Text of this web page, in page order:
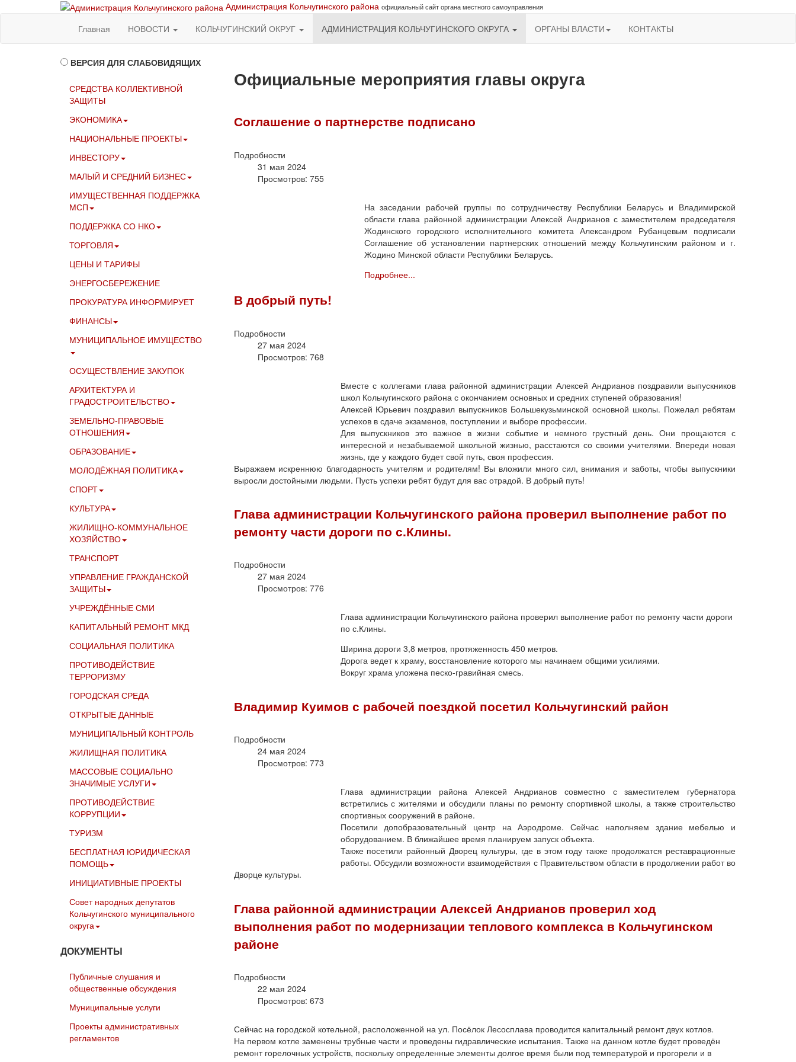
Администрация Кольчугинского района официальный сайт органа местного самоуправления
Главная НОВОСТИ КОЛЬЧУГИНСКИЙ ОКРУГ АДМИНИСТРАЦИЯ КОЛЬЧУГИНСКОГО ОКРУГА ОРГАНЫ ВЛАСТИ КОНТАКТЫ
Официальные мероприятия главы округа
Соглашение о партнерстве подписано
Подробности
31 мая 2024
Просмотров: 755
На заседании рабочей группы по сотрудничеству Республики Беларусь и Владимирской
области глава районной администрации Алексей Андрианов с заместителем председателя
Жодинского городского исполнительного комитета Александром Рубанцевым подписали
Соглашение об установлении партнерских отношений между Кольчугинским районом и г.
Жодино Минской области Республики Беларусь.
Подробнее...
В добрый путь!
Подробности
27 мая 2024
Просмотров: 768
Вместе с коллегами глава районной администрации Алексей Андрианов поздравили выпускников
школ Кольчугинского района с окончанием основных и средних ступеней образования!
Алексей Юрьевич поздравил выпускников Большекузьминской основной школы. Пожелал ребятам
успехов в сдаче экзаменов, поступлении и выборе профессии.
Для выпускников это важное в жизни событие и немного грустный день. Они прощаются с
интересной и незабываемой школьной жизнью, расстаются со своими учителями. Впереди новая
жизнь, где у каждого будет свой путь, своя профессия.
Выражаем искреннюю благодарность учителям и родителям! Вы вложили много сил, внимания и заботы, чтобы выпускники
выросли достойными людьми. Пусть успехи ребят будут для вас отрадой. В добрый путь!
Глава администрации Кольчугинского района проверил выполнение работ по
ремонту части дороги по с.Клины.
Подробности
27 мая 2024
Просмотров: 776
Глава администрации Кольчугинского района проверил выполнение работ по ремонту части дороги
по с.Клины.
Ширина дороги 3,8 метров, протяженность 450 метров.
Дорога ведет к храму, восстановление которого мы начинаем общими усилиями.
Вокруг храма уложена песко-гравийная смесь.
Владимир Куимов с рабочей поездкой посетил Кольчугинский район
Подробности
24 мая 2024
Просмотров: 773
Глава администрации района Алексей Андрианов совместно с заместителем губернатора
встретились с жителями и обсудили планы по ремонту спортивной школы, а также строительство
спортивных сооружений в районе.
Посетили допобразовательный центр на Аэродроме. Сейчас наполняем здание мебелью и
оборудованием. В ближайшее время планируем запуск объекта.
Также посетили районный Дворец культуры, где в этом году также продолжатся реставрационные
работы. Обсудили возможности взаимодействия с Правительством области в продолжении работ во
Дворце культуры.
Глава районной администрации Алексей Андрианов проверил ход
выполнения работ по модернизации теплового комплекса в Кольчугинском
районе
Подробности
22 мая 2024
Просмотров: 673
Сейчас на городской котельной, расположенной на ул. Посёлок Лесосплава проводится капитальный ремонт двух котлов.
На первом котле заменены трубные части и проведены гидравлические испытания. Также на данном котле будет проведён
ремонт горелочных устройств, поскольку определенные элементы долгое время были под температурой и прогорели и в
ВЕРСИЯ ДЛЯ СЛАБОВИДЯЩИХ
СРЕДСТВА КОЛЛЕКТИВНОЙ
ЗАЩИТЫ
ЭКОНОМИКА
НАЦИОНАЛЬНЫЕ ПРОЕКТЫ
ИНВЕСТОРУ
МАЛЫЙ И СРЕДНИЙ БИЗНЕС
ИМУЩЕСТВЕННАЯ ПОДДЕРЖКА
МСП
ПОДДЕРЖКА СО НКО
ТОРГОВЛЯ
ЦЕНЫ И ТАРИФЫ
ЭНЕРГОСБЕРЕЖЕНИЕ
ПРОКУРАТУРА ИНФОРМИРУЕТ
ФИНАНСЫ
МУНИЦИПАЛЬНОЕ ИМУЩЕСТВО
ОСУЩЕСТВЛЕНИЕ ЗАКУПОК
АРХИТЕКТУРА И
ГРАДОСТРОИТЕЛЬСТВО
ЗЕМЕЛЬНО-ПРАВОВЫЕ
ОТНОШЕНИЯ
ОБРАЗОВАНИЕ
МОЛОДЁЖНАЯ ПОЛИТИКА
СПОРТ
КУЛЬТУРА
ЖИЛИЩНО-КОММУНАЛЬНОЕ
ХОЗЯЙСТВО
ТРАНСПОРТ
УПРАВЛЕНИЕ ГРАЖДАНСКОЙ
ЗАЩИТЫ
УЧРЕЖДЁННЫЕ СМИ
КАПИТАЛЬНЫЙ РЕМОНТ МКД
СОЦИАЛЬНАЯ ПОЛИТИКА
ПРОТИВОДЕЙСТВИЕ
ТЕРРОРИЗМУ
ГОРОДСКАЯ СРЕДА
ОТКРЫТЫЕ ДАННЫЕ
МУНИЦИПАЛЬНЫЙ КОНТРОЛЬ
ЖИЛИЩНАЯ ПОЛИТИКА
МАССОВЫЕ СОЦИАЛЬНО
ЗНАЧИМЫЕ УСЛУГИ
ПРОТИВОДЕЙСТВИЕ
КОРРУПЦИИ
ТУРИЗМ
БЕСПЛАТНАЯ ЮРИДИЧЕСКАЯ
ПОМОЩЬ
ИНИЦИАТИВНЫЕ ПРОЕКТЫ
Совет народных депутатов
Кольчугинского муниципального
округа
ДОКУМЕНТЫ
Публичные слушания и
общественные обсуждения
Муниципальные услуги
Проекты административных
регламентов